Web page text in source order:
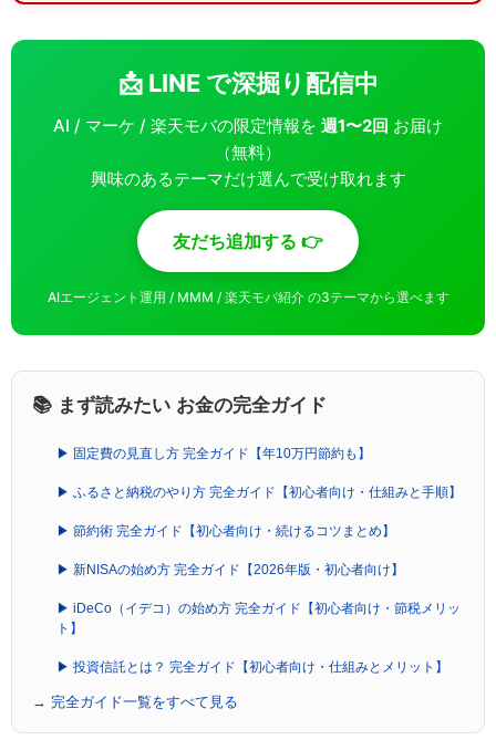
📩 LINE で深掘り配信中
AI / マーケ / 楽天モバの限定情報を 週1〜2回 お届け
（無料）
興味のあるテーマだけ選んで受け取れます
友だち追加する 👉
AIエージェント運用 / MMM / 楽天モバ紹介 の3テーマから選べます
📚 まず読みたい お金の完全ガイド
▶ 固定費の見直し方 完全ガイド【年10万円節約も】
▶ ふるさと納税のやり方 完全ガイド【初心者向け・仕組みと手順】
▶ 節約術 完全ガイド【初心者向け・続けるコツまとめ】
▶ 新NISAの始め方 完全ガイド【2026年版・初心者向け】
▶ iDeCo（イデコ）の始め方 完全ガイド【初心者向け・節税メリッ
ト】
▶ 投資信託とは？ 完全ガイド【初心者向け・仕組みとメリット】
→ 完全ガイド一覧をすべて見る